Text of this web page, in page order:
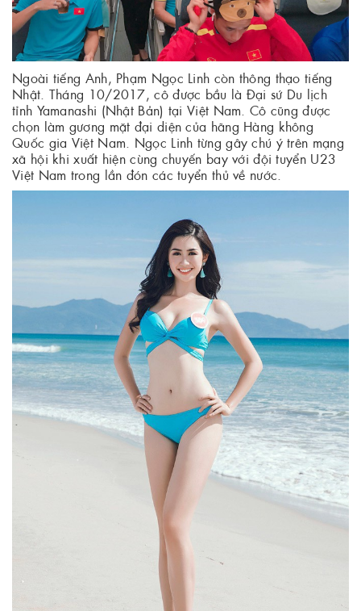
Ngoài tiếng Anh, Phạm Ngọc Linh còn thông thạo tiếng
Nhật. Tháng 10/2017, cô được bầu là Đại sứ Du lịch
tỉnh Yamanashi (Nhật Bản) tại Việt Nam. Cô cũng được
chọn làm gương mặt đại diện của hãng Hàng không
Quốc gia Việt Nam. Ngọc Linh từng gây chú ý trên mạng
xã hội khi xuất hiện cùng chuyến bay với đội tuyển U23
Việt Nam trong lần đón các tuyển thủ về nước.